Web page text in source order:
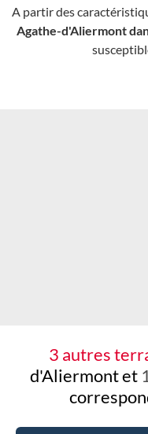
A partir des
Agathe-d'Aliermont
3 autres
d'Aliermont et